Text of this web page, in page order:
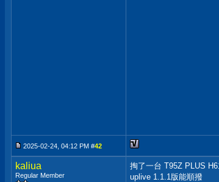
2025-02-24, 04:12 PM #42
kaliua
Regular Member
掏了一台 T95Z PLUS
uplive 1.1.1版能順撥